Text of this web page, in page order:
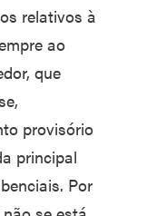
relativos à
ao
que
provisório
principal
Por